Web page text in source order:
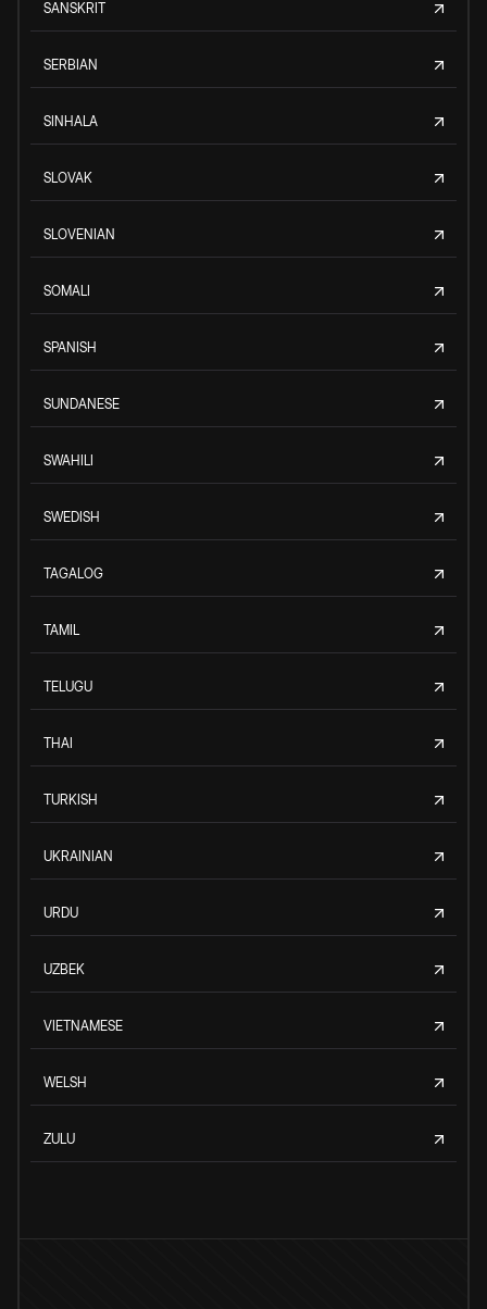
SANSKRIT
SERBIAN
SINHALA
SLOVAK
SLOVENIAN
SOMALI
SPANISH
SUNDANESE
SWAHILI
SWEDISH
TAGALOG
TAMIL
TELUGU
THAI
TURKISH
UKRAINIAN
URDU
UZBEK
VIETNAMESE
WELSH
ZULU